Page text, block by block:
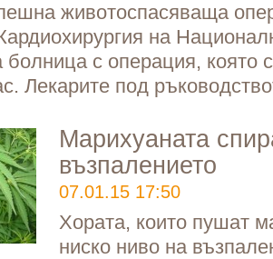
животоспасяваща
на
болница с операция, която
Лекарите под
Марихуаната
възпалението
07.01.15 17:50
Хората, които пушат
ниско ниво на